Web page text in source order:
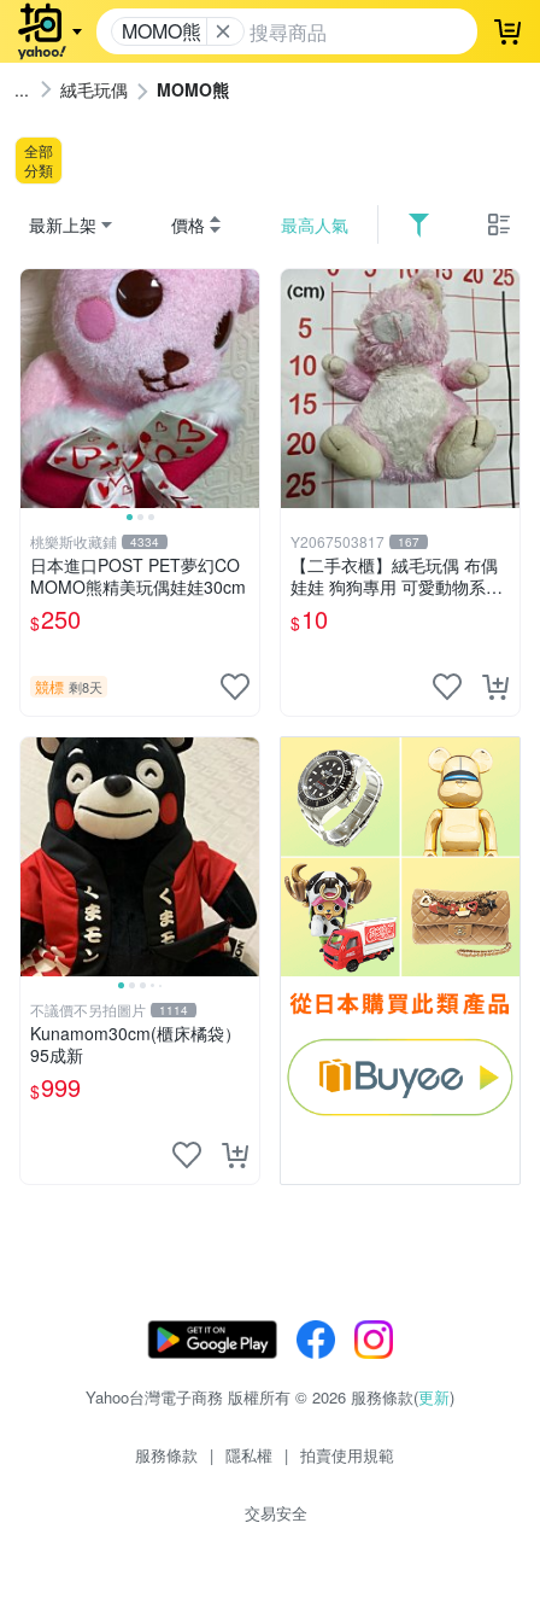
MOMO熊 登
絨毛玩偶 MOMO熊
全部
分類
最新上架 價格 最高人氣
桃樂斯收藏鋪 4334
日本進口POST PET夢幻CO
MOMO熊精美玩偶娃娃30cm
$250
競標 剩8天
Y2067503817 167
【二手衣櫃】絨毛玩偶 布偶
娃娃 狗狗專用 可愛動物系列
耐咬耐磨玩具 玩偶 粉紅熊寵
物玩具 1120929
$10
不議價不另拍圖片 1114
Kunamom30cm(櫃床橘袋）
95成新
$999
Yahoo台灣電子商務 版權所有 © 2026 服務條款(更新)
服務條款 | 隱私權 | 拍賣使用規範
交易安全